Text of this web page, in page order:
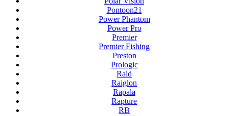
Pontoon21
Power Phantom
Power Pro
Premier
Premier Fishing
Preston
Prologic
Raid
Raiglon
Rapala
Rapture
RB